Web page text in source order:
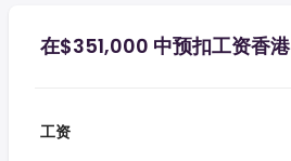
在$351,000 中预扣工资香港
工资